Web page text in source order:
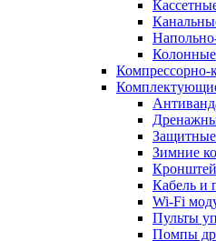
Колонные
Компрессорно-
Зимние
Кабель и
Wi-Fi
Пульты
Помпы